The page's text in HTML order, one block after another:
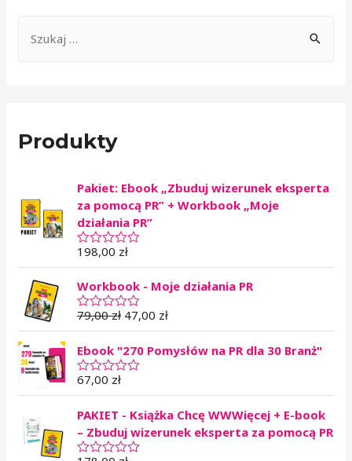
Produkty
Pakiet: Ebook „Zbuduj wizerunek eksperta
za pomocą PR” + Workbook „Moje
działania PR”
O
c
n
i
o
0
n
a
5
198,00 zł
Workbook - Moje działania PR
O
c
n
i
o
0
a
5
79,00zł 47,00 zł
Ebook "270 Pomysłów na PR dla 30 Branż"
O
c
n
o
n
67,00 zł
PAKIET - Książka Chcę WWWięcej + E-book
– Zbuduj wizerunek eksperta za pomocą PR